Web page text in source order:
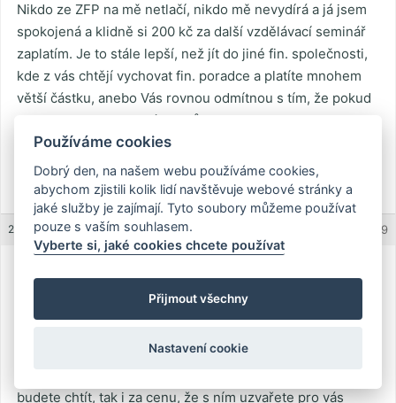
Nikdo ze ZFP na mě netlačí, nikdo mě nevydírá a já jsem
spokojená a klidně si 200 kč za další vzdělávací seminář
zaplatím. Je to stále lepší, než jít do jiné fin. společnosti,
kde z vás chtějí vychovat fin. poradce a platíte mnohem
větší částku, anebo Vás rovnou odmítnou s tím, že pokud
nechcete pracovat, máte smůlu.
Yetti
22.11.2011 (15:43) #1579
REPLY
To všechno je mazání medu kolem huby. Když něco
budete chtít, tak i za cenu, že s ním uzvařete pro vás
Používáme cookies
Dobrý den, na našem webu používáme cookies,
abychom zjistili kolik lidí navštěvuje webové stránky a
jaké služby je zajímají. Tyto soubory můžeme používat
pouze s vaším souhlasem.
Vyberte si, jaké cookies chcete používat
Přijmout všechny
Nastavení cookie